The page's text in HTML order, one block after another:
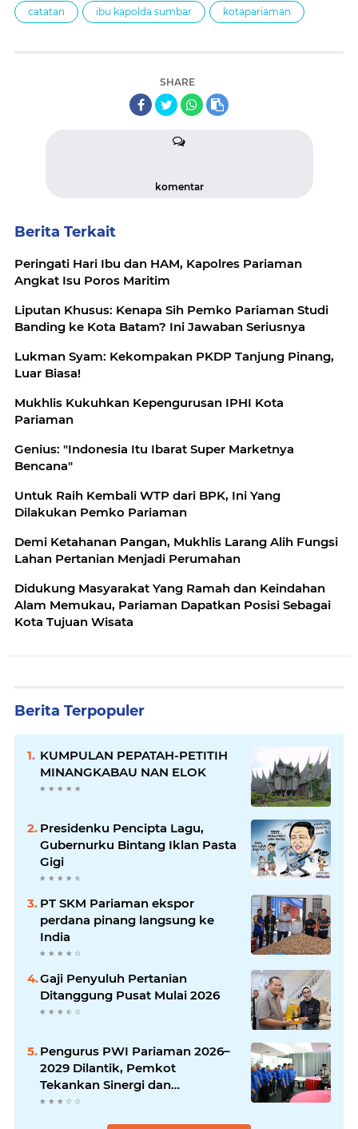
catatan ibu kapolda sumbar kotapariaman
SHARE
komentar
Berita Terkait
Peringati Hari Ibu dan HAM, Kapolres Pariaman
Angkat Isu Poros Maritim
Liputan Khusus: Kenapa Sih Pemko Pariaman Studi
Banding ke Kota Batam? Ini Jawaban Seriusnya
Lukman Syam: Kekompakan PKDP Tanjung Pinang,
Luar Biasa!
Mukhlis Kukuhkan Kepengurusan IPHI Kota
Pariaman
Genius: "Indonesia Itu Ibarat Super Marketnya
Bencana"
Untuk Raih Kembali WTP dari BPK, Ini Yang
Dilakukan Pemko Pariaman
Demi Ketahanan Pangan, Mukhlis Larang Alih Fungsi
Lahan Pertanian Menjadi Perumahan
Didukung Masyarakat Yang Ramah dan Keindahan
Alam Memukau, Pariaman Dapatkan Posisi Sebagai
Kota Tujuan Wisata
Berita Terpopuler
KUMPULAN PEPATAH-PETITIH
MINANGKABAU NAN ELOK
Presidenku Pencipta Lagu,
Gubernurku Bintang Iklan Pasta
Gigi
PT SKM Pariaman ekspor
perdana pinang langsung ke
India
Gaji Penyuluh Pertanian
Ditanggung Pusat Mulai 2026
Pengurus PWI Pariaman 2026–
2029 Dilantik, Pemkot
Tekankan Sinergi dan
Profesionalisme Pers